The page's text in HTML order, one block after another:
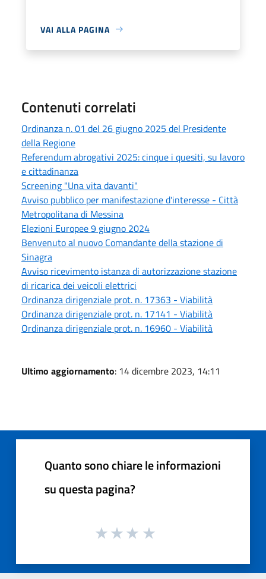
VAI ALLA PAGINA
Contenuti correlati
Ordinanza n. 01 del 26 giugno 2025 del Presidente
della Regione
Referendum abrogativi 2025: cinque i quesiti, su lavoro
e cittadinanza
Screening "Una vita davanti"
Avviso pubblico per manifestazione d'interesse - Città
Metropolitana di Messina
Elezioni Europee 9 giugno 2024
Benvenuto al nuovo Comandante della stazione di
Sinagra
Avviso ricevimento istanza di autorizzazione stazione
di ricarica dei veicoli elettrici
Ordinanza dirigenziale prot. n. 17363 - Viabilità
Ordinanza dirigenziale prot. n. 17141 - Viabilità
Ordinanza dirigenziale prot. n. 16960 - Viabilità
Ultimo aggiornamento: 14 dicembre 2023, 14:11
Quanto sono chiare le informazioni
su questa pagina?